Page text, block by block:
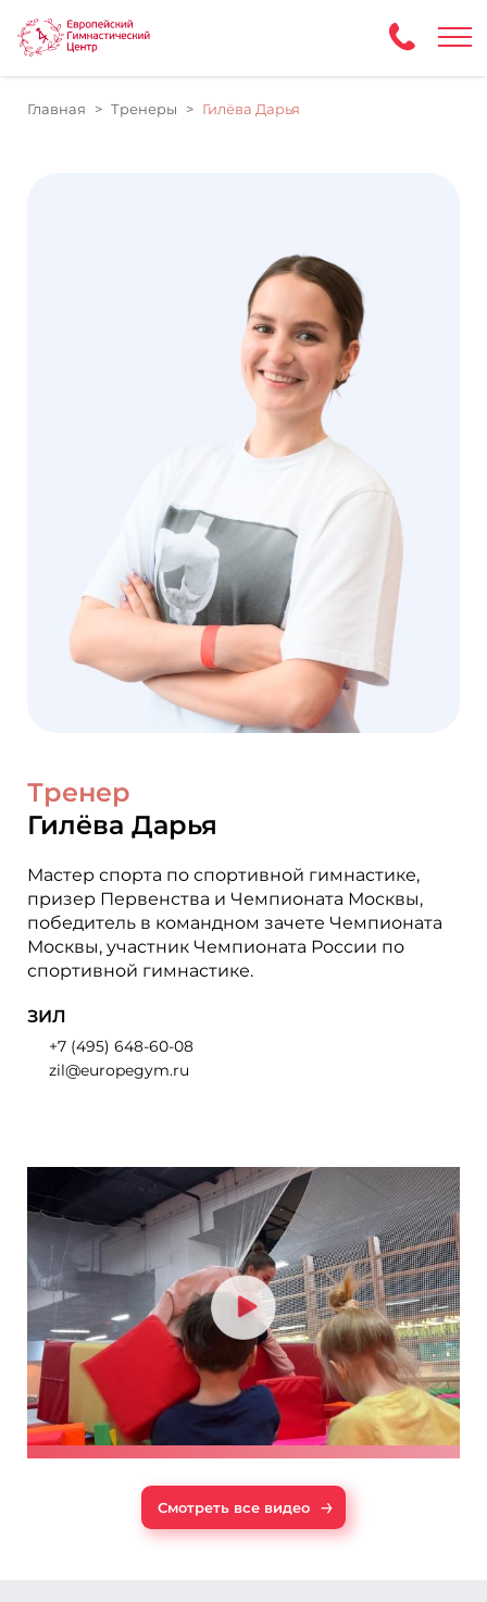
Главная Тренеры Гилёва Дарья
Тренер
Гилёва Дарья
Мастер спорта по спортивной гимнастике,
призер Первенства и Чемпионата Москвы,
победитель в командном зачете Чемпионата
Москвы, участник Чемпионата России по
спортивной гимнастике.
ЗИЛ
+7 (495) 648-60-08
zil@europegym.ru
Смотреть все видео →